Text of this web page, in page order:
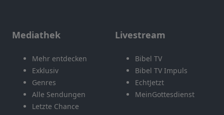
Mediathek
Mehr entdecken
Exklusiv
Genres
Alle Sendungen
Letzte Chance
Livestream
Bibel TV
Bibel TV Impuls
EchtJetzt
MeinGottesdienst